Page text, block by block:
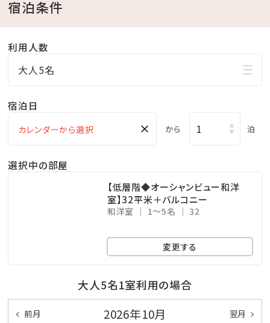
□沖縄と言えば海！ホテル目の前がプライベートビーチ
♪
チェックイン後、お部屋で水着に着替えてビーチへ直
行！
小さなお子様連れのパパママも屋外プールだったら
お楽しみ頂けます♪
※遊泳期間…４月～１０月末迄
マリンスポーツやレジャーで 疲れた身体をのんびり
休めることのできる広々空間。
ここからも美しい海を眺めることができます！
※ご利用時間…06：00～10：00／15：00～24：00
★☆観光情報☆★
宿泊条件
利用人数
大人5名
宿泊日
× から 泊
選択中の部屋
【低層階◆オーシャンビュー和洋
室】32平米＋バルコニー
和洋室 1～5名 32
変更する
大人5名1室利用の場合
前月 2026年10月 翌月